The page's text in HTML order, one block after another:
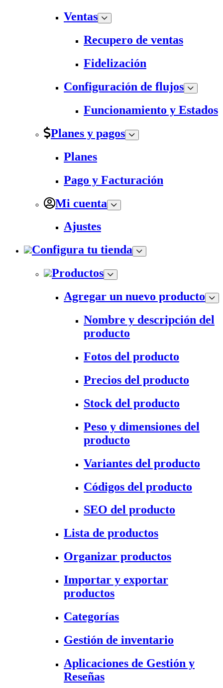
Ventas
Recupero de ventas
Fidelización
Configuración de flujos
Funcionamiento y Estados
Planes y pagos
Planes
Pago y Facturación
Mi cuenta
Ajustes
Configura tu tienda
Productos
Agregar un nuevo producto
Nombre y descripción del
producto
Fotos del producto
Precios del producto
Stock del producto
Peso y dimensiones del
producto
Variantes del producto
Códigos del producto
SEO del producto
Lista de productos
Organizar productos
Importar y exportar
productos
Categorías
Gestión de inventario
Aplicaciones de Gestión y
Reseñas